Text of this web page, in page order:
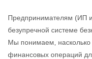
Предпринимателям (ИП
безупречной системе
Мы понимаем, насколько
финансовых операций